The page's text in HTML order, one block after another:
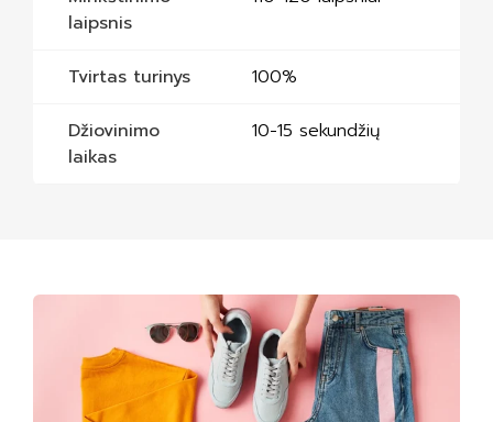
laipsnis
Tvirtas turinys 100%
Džiovinimo
laikas
10-15 sekundžių